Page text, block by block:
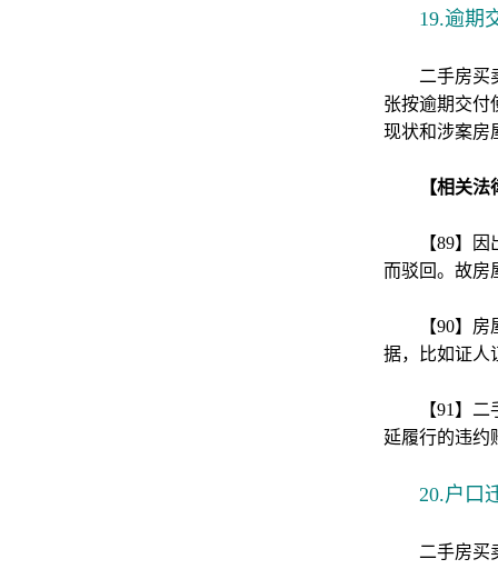
19.逾期
二手房买
张按逾期交付
现状和涉案房
【相关
【89】
而驳回。故房
【90】
据，比如证人
【91】
延履行的违约
20.户口
二手房买